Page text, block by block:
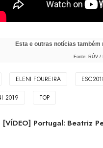
Esta e outras notícias também
Fonte: RÚV /
ELENI FOUREIRA
2019 TOP
[VÍDEO] Portugal: Beatriz